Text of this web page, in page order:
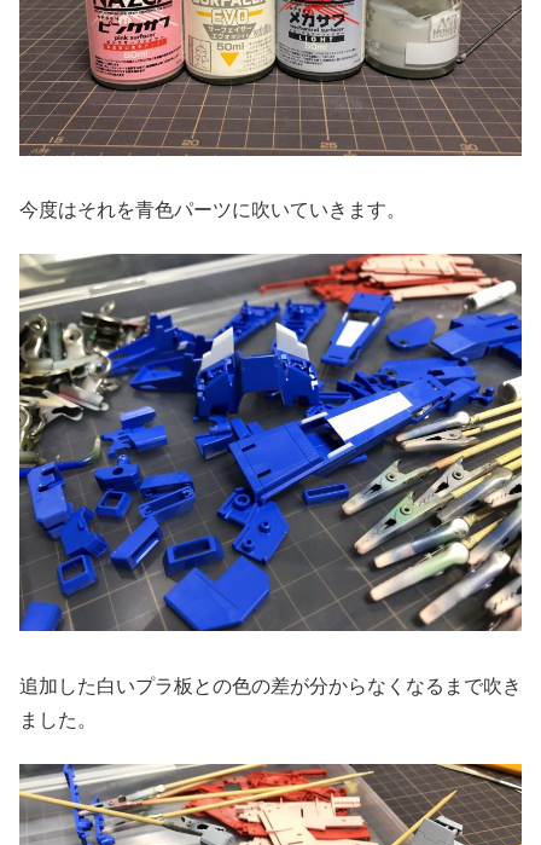
今度はそれを青色パーツに吹いていきます。
追加した白いプラ板との色の差が分からなくなるまで吹き
ました。